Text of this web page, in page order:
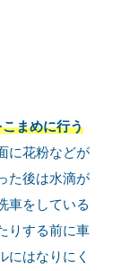
まめに行う
に花粉などが
た後は水滴が
車をしている
りする前に車
にはなりにく